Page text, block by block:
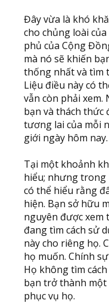
Đây vừa là khó
cho chủng loài
phủ của Cộng
mà nó sẽ khiến
thống nhất và tìm
Liệu điều này có
vẫn còn phải
bạn và thách thức
tương lai của mỗi
giới ngày hôm nay.
Tại một khoảnh
hiểu; nhưng trong
có thể hiểu rằng
hiện. Bạn sở hữu
nguyên được
đang tìm cách sử
này cho riêng họ.
họ muốn. Chính
Họ không tìm
bạn trở thành một
phục vụ họ.